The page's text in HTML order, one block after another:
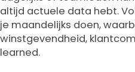
altijd actuele data hebt.
je maandelijks doen,
winstgevendheid,
learned.